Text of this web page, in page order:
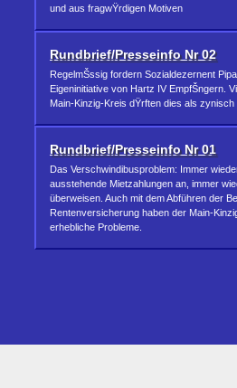
und aus fragwŸrdigen Motiven
Rundbrief/Presseinfo Nr 02
RegelmŠssig fordern Sozialdezernent
Eigeninitiative von Hartz IV EmpfŠngern.
Main-Kinzig-Kreis dŸrften dies als
Rundbrief/Presseinfo Nr 01
Das Verschwindibusproblem: Immer
ausstehende Mietzahlungen an, immer
überweisen. Auch mit dem Abführen der
Rentenversicherung haben der Main-
erhebliche Probleme.